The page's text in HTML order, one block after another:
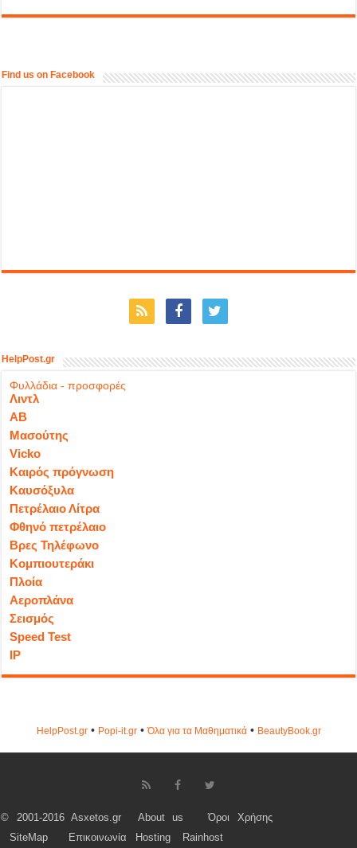
Find us on Facebook
HelpPost.gr
Φυλλάδια - προσφορές
Λιντλ
ΑΒ
Μασούτης
Vicko
Καιρός πρόγνωση
Καυσόξυλα
Πετρέλαιο Λίτρα
Φθηνό πετρέλαιο
Βρες Τηλέφωνο
Κομπιουτεράκι
Πλοία
Αεροπλάνα
Σεισμός
Speed Test
IP
HelpPost.gr• Popi-it.gr•Όλα για τα Μαθηματικά• ΒeautyΒook.gr
© 2001-2016 Asxetos.gr About us
Όροι Χρήσης
SiteMap
Επικοινωνία Hosting Rainhost